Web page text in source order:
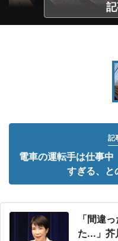
記
電車の運転手は仕事
すぎる、と
「間違
た...」芥